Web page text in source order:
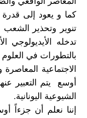
كما و يعود إلى
تنوير وتحذير
تدخله
بالتطورات في
الاجتماعية
أوسع يتم التعبير
الشيوعية اليونانية.
إننا نعلم أن جزءاً